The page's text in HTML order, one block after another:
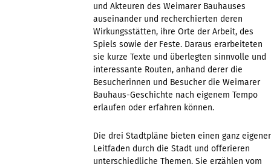
und Akteuren des Weimarer Bauhauses
auseinander und recherchierten deren
Wirkungsstätten, ihre Orte der Arbeit, des
Spiels sowie der Feste. Daraus erarbeiteten
sie kurze Texte und überlegten sinnvolle und
interessante Routen, anhand derer die
Besucherinnen und Besucher die Weimarer
Bauhaus-Geschichte nach eigenem Tempo
erlaufen oder erfahren können.
Die drei Stadtpläne bieten einen ganz
Leitfaden durch die Stadt und offerieren
unterschiedliche Themen. Sie erzählen vom